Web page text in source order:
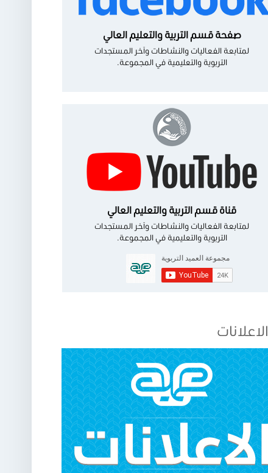
صفحة قسم التربية والتعليم العالي
لمتابعة الفعاليات والنشاطات وآخر المستجدات
التربوية والتعليمية في المجموعة.
قناة قسم التربية والتعليم العالي
لمتابعة الفعاليات والنشاطات وآخر المستجدات
التربوية والتعليمية في المجموعة.
الاعلانات